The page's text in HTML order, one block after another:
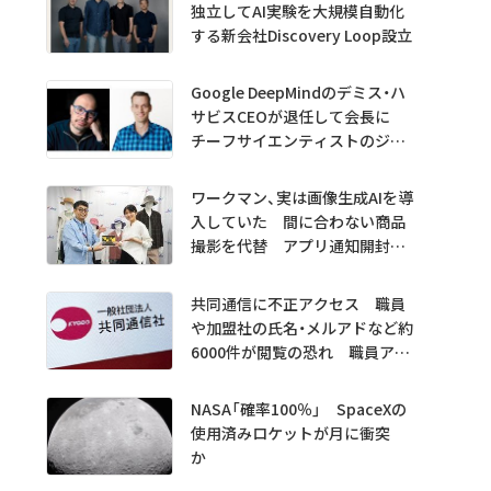
独立してAI実験を大規模自動化
する新会社Discovery Loop設立
Google DeepMindのデミス・ハ
サビスCEOが退任して会長に
チーフサイエンティストのジェ
ワークマン、実は画像生成AIを導
入していた 間に合わない商品
撮影を代替 アプリ通知開封も
共同通信に不正アクセス 職員
や加盟社の氏名・メルアドなど約
6000件が閲覧の恐れ 職員アカ
NASA「確率100％」 SpaceXの
使用済みロケットが月に衝突
か